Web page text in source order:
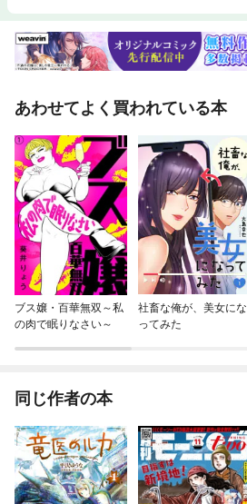
あわせてよく買われている本
ブス嬢・百華無双～私
の肉で眠りなさい～
社畜な俺が、美女にな
ってみた
同じ作者の本